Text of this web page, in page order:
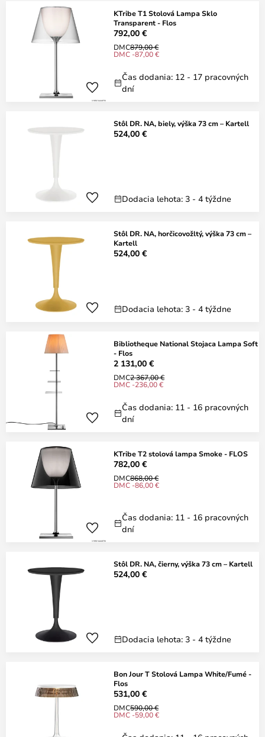
KTribe T1 Stolová Lampa Sklo
Transparent - Flos
792,00 €
DMC879,00 €
DMC -87,00 €
Čas dodania: 12 - 17 pracovných
dní
Stôl DR. NA, biely, výška 73 cm – Kartell
524,00 €
Dodacia lehota: 3 - 4 týždne
Stôl DR. NA, horčicovožltý, výška 73 cm –
Kartell
524,00 €
Dodacia lehota: 3 - 4 týždne
Bibliotheque National Stojaca Lampa Soft
- Flos
2 131,00 €
DMC2 367,00 €
DMC -236,00 €
Čas dodania: 11 - 16 pracovných
dní
KTribe T2 stolová lampa Smoke - FLOS
782,00 €
DMC868,00 €
DMC -86,00 €
Čas dodania: 11 - 16 pracovných
dní
Stôl DR. NA, čierny, výška 73 cm – Kartell
524,00 €
Dodacia lehota: 3 - 4 týždne
Bon Jour T Stolová Lampa White/Fumé -
Flos
531,00 €
DMC590,00 €
DMC -59,00 €